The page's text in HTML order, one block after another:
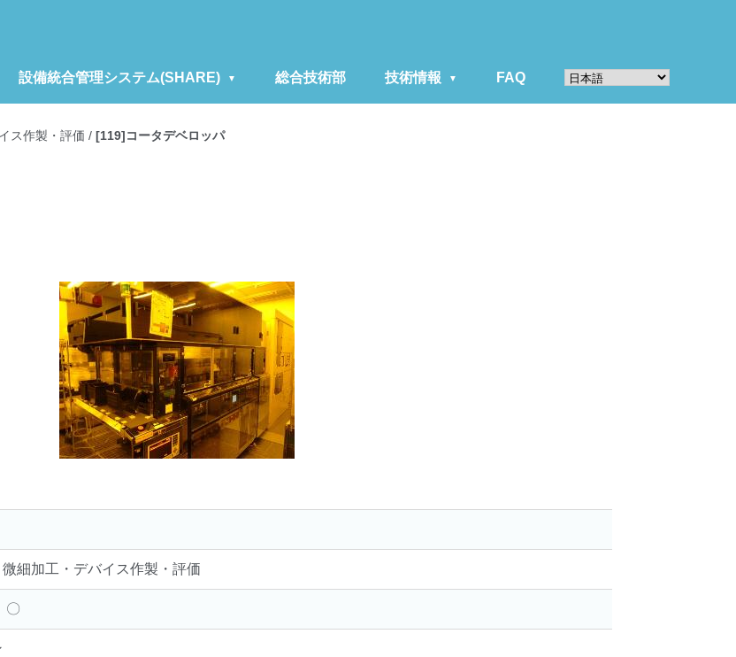
設備統合管理システム(SHARE) 総合技術部 技術情報 FAQ
ス作製・評価 / [119]コータデベロッパ
加工・デバイス作製・評価
〇